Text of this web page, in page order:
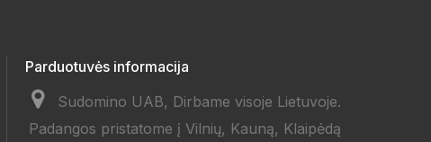
Parduotuvės informacija
Sudomino UAB, Dirbame visoje Lietuvoje.
Padangos pristatome į Vilnių, Kauną, Klaipėdą